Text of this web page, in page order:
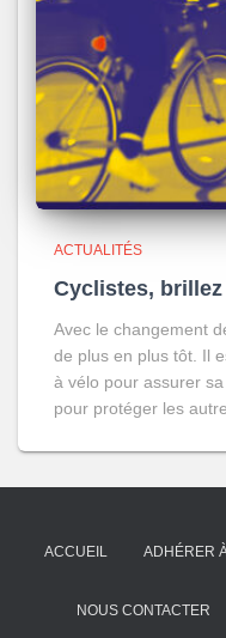
ACTUALITÉS
Cyclistes, brillez
Avec le changement
de plus en plus tôt. Il
à vélo pour assurer
pour protéger les
ACCUEIL ADHÉRER
NOUS CONTACTER